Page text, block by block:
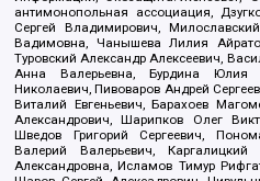
антимонопольная ассоциация,
Сергей Владимирович,
Вадимовна, Чанышева Лилия
Туровский Александр Алексеевич,
Анна Валерьевна, Бурдина Юлия
Николаевич, Пивоваров Андрей
Виталий Евгеньевич, Барахоев
Александрович, Шарипков Олег
Шведов Григорий Сергеевич,
Валерий Валерьевич,
Александровна, Исламов Тимур